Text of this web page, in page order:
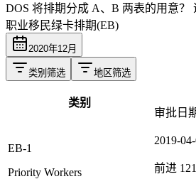
DOS 将排期分成 A、B 两表的用意？
职业移民绿卡排期(EB)
2020年12月
类别筛选 地区筛选
类别
审批日
EB-1
Priority Workers
2019-04-
前进 121